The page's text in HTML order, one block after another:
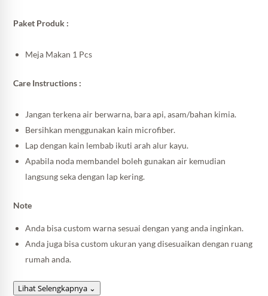
Paket Produk :
Meja Makan 1 Pcs
Care Instructions :
Jangan terkena air berwarna, bara api, asam/bahan kimia.
Bersihkan menggunakan kain microfiber.
Lap dengan kain lembab ikuti arah alur kayu.
Apabila noda membandel boleh gunakan air kemudian
langsung seka dengan lap kering.
Note
Anda bisa custom warna sesuai dengan yang anda inginkan.
Anda juga bisa custom ukuran yang disesuaikan dengan ruang
rumah anda.
Lihat Selengkapnya ⌄